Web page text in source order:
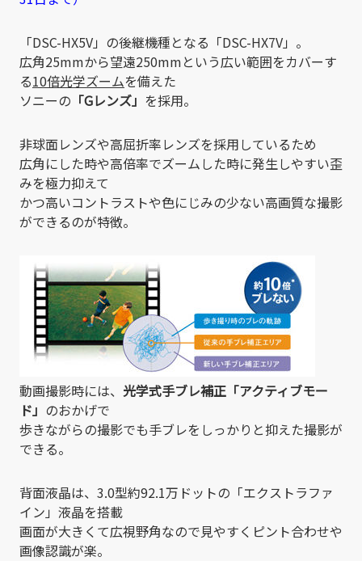
「DSC-HX5V」の後継機種となる「DSC-HX7V」。
広角25mmから望遠250mmという広い範囲をカバーす
る10倍光学ズームを備えた
ソニーの 「Gレンズ」 を採用。
非球面レンズや高屈折率レンズを採用しているため
広角にした時や高倍率でズームした時に発生しやすい歪
みを極力抑えて
かつ高いコントラストや色にじみの少ない高画質な撮影
ができるのが特徴。
動画撮影時には、 光学式手ブレ補正「アクティブモー
ド」 のおかげで
歩きながらの撮影でも手ブレをしっかりと抑えた撮影が
できる。
背面液晶は、3.0型約92.1万ドットの「エクストラファ
イン」液晶を搭載
画面が大きくて広視野角なので見やすくピント合わせや
画像認識が楽。